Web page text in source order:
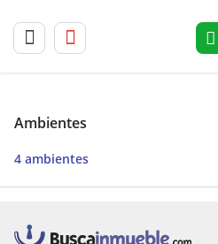
Ambientes
4 ambientes